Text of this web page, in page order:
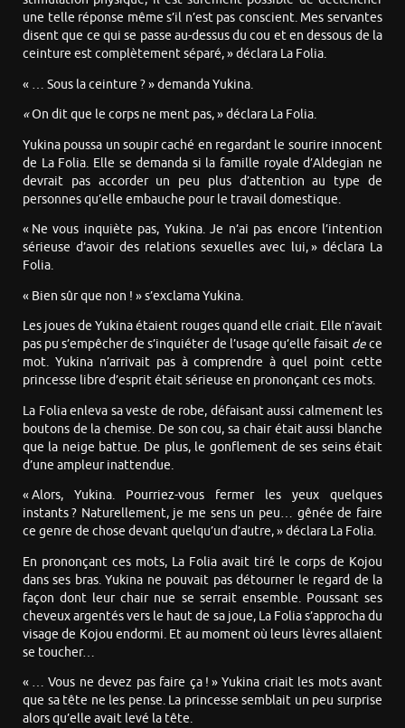
une telle réponse même s’il n’est pas conscient. Mes servantes
disent que ce qui se passe au-dessus du cou et en dessous de la
ceinture est complètement séparé, » déclara La Folia.
« … Sous la ceinture ? » demanda Yukina.
«On dit que le corps ne ment pas, » déclara La Folia.
Yukina poussa un soupir caché en regardant le sourire innocent
de La Folia. Elle se demanda si la famille royale d’Aldegian ne
devrait pas accorder un peu plus d’attention au type de
personnes qu’elle embauche pour le travail domestique.
« Ne vous inquiète pas, Yukina. Je n’ai pas encore l’intention
sérieuse d’avoir des relations sexuelles avec lui, » déclara La
Folia.
« Bien sûr que non ! » s’exclama Yukina.
Les joues de Yukina étaient rouges quand elle criait. Elle n’avait
pas pu s’empêcher de s’inquiéter de l’usage qu’elle faisait dece
mot. Yukina n’arrivait pas à comprendre à quel point cette
princesse libre d’esprit était sérieuse en prononçant ces mots.
La Folia enleva sa veste de robe, défaisant aussi calmement les
boutons de la chemise. De son cou, sa chair était aussi blanche
que la neige battue. De plus, le gonflement de ses seins était
d’une ampleur inattendue.
« Alors, Yukina. Pourriez-vous fermer les yeux quelques
instants ? Naturellement, je me sens un peu… gênée de faire
ce genre de chose devant quelqu’un d’autre, » déclara La Folia.
En prononçant ces mots, La Folia avait tiré le corps de Kojou
dans ses bras. Yukina ne pouvait pas détourner le regard de la
façon dont leur chair nue se serrait ensemble. Poussant ses
cheveux argentés vers le haut de sa joue, La Folia s’approcha du
visage de Kojou endormi. Et au moment où leurs lèvres allaient
se toucher…
« … Vous ne devez pas faire ça ! » Yukina criait les mots avant
que sa tête ne les pense. La princesse semblait un peu surprise
alors qu’elle avait levé la tête.